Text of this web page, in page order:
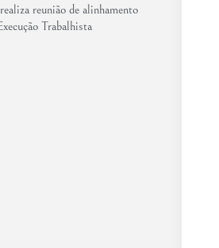
reunião de alinhamento
Trabalhista